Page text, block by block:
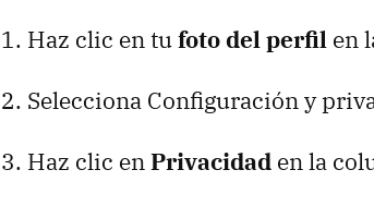
1. Haz clic en tufoto del perfil en
2. Selecciona Configuración y
3. Haz clic enPrivacidad en la